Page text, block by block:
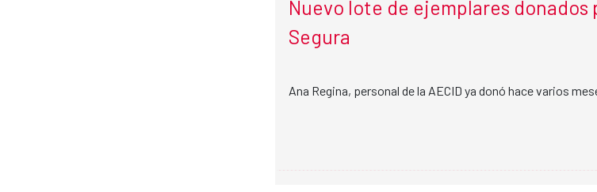
Nuevo lote de ejemplares donados
Segura
Ana Regina, personal de la AECID ya donó hace varios